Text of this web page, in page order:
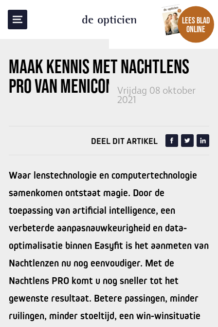
de opticien
LEES BLAD
ONLINE
MAAK KENNIS MET NACHTLENS
PRO VANMENICON Vrijdag 08 oktober
2021
TERUG NAAR OVERZICHT
DEEL DIT ARTIKEL
Waar lenstechnologie en computertechnologie
samenkomen ontstaat magie. Door de
toepassing van artificial intelligence, een
verbeterde aanpasnauwkeurigheid en data-
optimalisatie binnen Easyfit is het aanmeten van
Nachtlenzen nu nog eenvoudiger. Met de
Nachtlens PRO komt u nog sneller tot het
gewenste resultaat. Betere passingen, minder
ruilingen, minder stoeltijd, een win-winsituatie